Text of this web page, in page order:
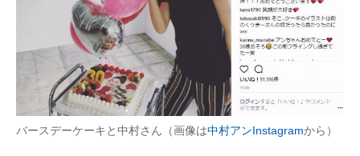
バースデーケーキと中村さん（画像は中村アンInstagramから）